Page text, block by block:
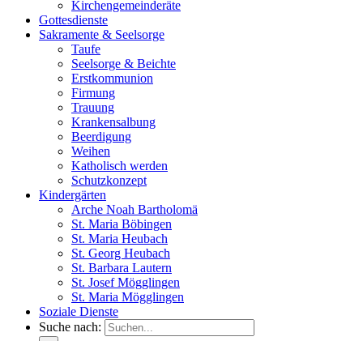
Kirchengemeinderäte
Gottesdienste
Sakramente & Seelsorge
Taufe
Seelsorge & Beichte
Erstkommunion
Firmung
Trauung
Krankensalbung
Beerdigung
Weihen
Katholisch werden
Schutzkonzept
Kindergärten
Arche Noah Bartholomä
St. Maria Böbingen
St. Maria Heubach
St. Georg Heubach
St. Barbara Lautern
St. Josef Mögglingen
St. Maria Mögglingen
Soziale Dienste
Suche nach: